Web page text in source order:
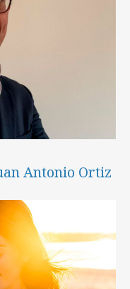
Antonio Ortiz